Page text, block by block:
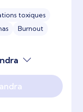
toxiques
Burnout